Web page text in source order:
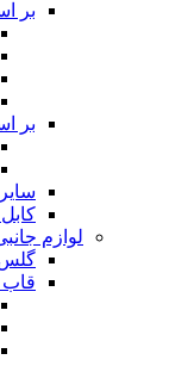
بر
بر
کابل
لوازم
قاب